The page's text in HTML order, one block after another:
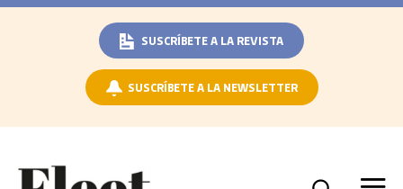
SUSCRÍBETE A LA REVISTA
SUSCRÍBETE A LA NEWSLETTER